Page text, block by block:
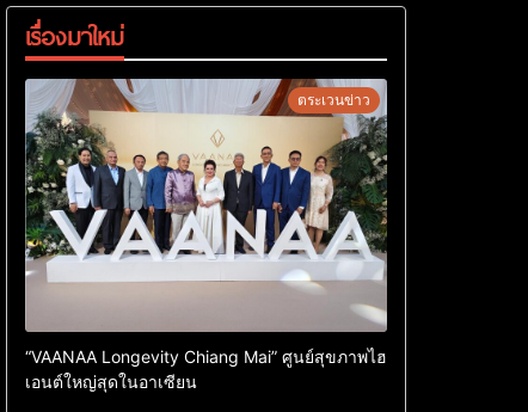
เรื่องมาใหม่
ตระเวนข่าว
“VAANAA Longevity Chiang Mai” ศูนย์สุขภาพไฮ
เอนต์ใหญ่สุดในอาเซียน